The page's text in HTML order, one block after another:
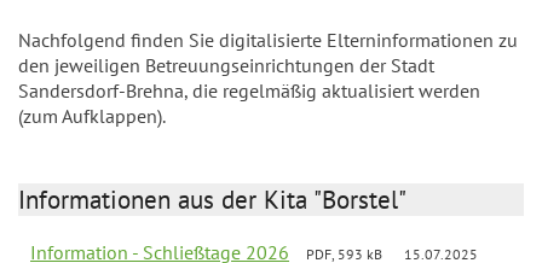
Nachfolgend finden Sie digitalisierte Elterninformationen zu
den jeweiligen Betreuungseinrichtungen der Stadt
Sandersdorf-Brehna, die regelmäßig aktualisiert werden
(zum Aufklappen).
Informationen aus der Kita "Borstel"
Information - Schließtage 2026 PDF, 593 kB 15.07.2025